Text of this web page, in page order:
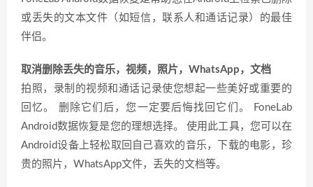
或丢失的文本文件（如短信，联系人和通话记录）的最佳
伴侣。
取消删除丢失的音乐，视频，照片，WhatsApp，文档
拍照，录制的视频和通话记录使您想起一些美好或重要的
回忆。 删除它们后，您一定要后悔找回它们。 FoneLab
Android数据恢复是您的理想选择。 使用此工具，您可以在
Android设备上轻松取回自己喜欢的音乐，下载的电影，珍
贵的照片，WhatsApp文件，丢失的文档等。